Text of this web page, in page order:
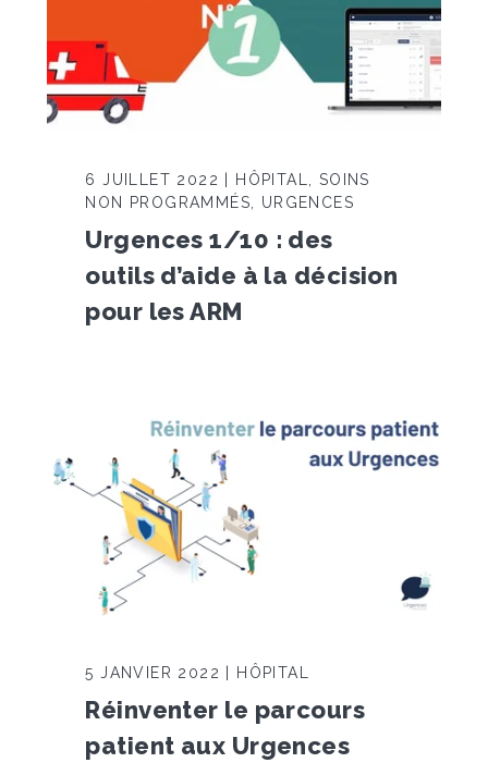
6 JUILLET 2022 | HÔPITAL, SOINS
NON PROGRAMMÉS, URGENCES
Urgences 1/10 : des
outils d’aide à la décision
pour les ARM
5 JANVIER 2022 | HÔPITAL
Réinventer le parcours
patient aux Urgences